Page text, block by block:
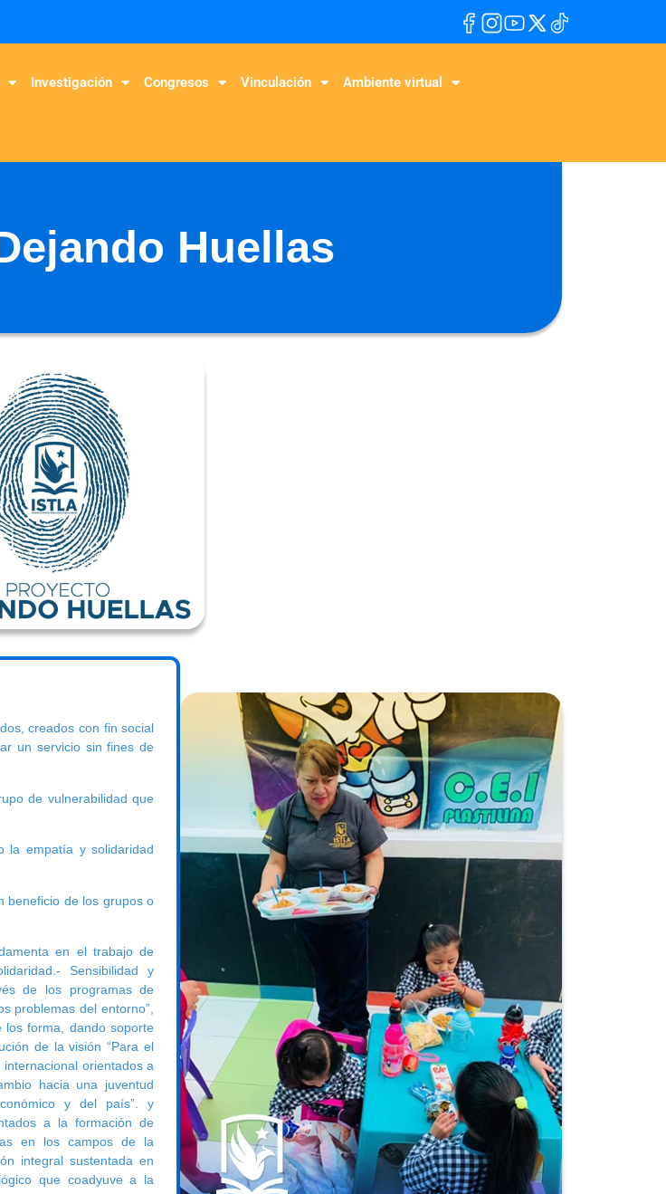
Investigación Congresos Vinculación Ambiente virtual
Huellas
creados con fin social
un servicio sin fines de
de vulnerabilidad que
la empatía y solidaridad
beneficio de los grupos o
en el trabajo de
Sensibilidad y
de los programas de
problemas del entorno”,
los forma, dando soporte
de la visión “Para el
orientados a
hacia una juventud
y del país”. y
a la formación de
en los campos de la
integral sustentada en
que coadyuve a la